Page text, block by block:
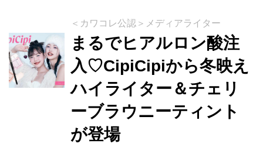
＜カワコレ公認＞メディアライター
まるでヒアルロン酸注
入♡CipiCipiから冬映え
ハイライター＆チェリ
ーブラウニーティント
が登場